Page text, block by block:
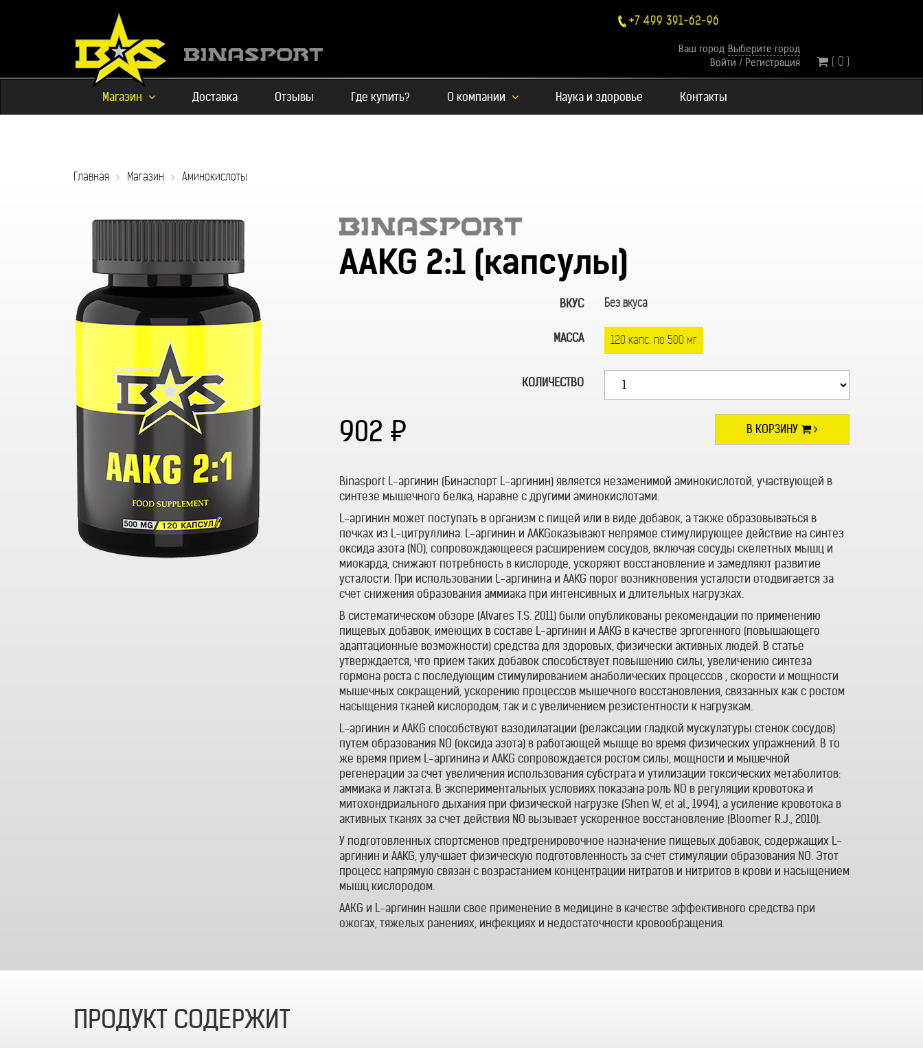
+7 499 391-62-96
Ваш город Выберите город
Войти / Регистрация ( 0 )
Магазин Доставка Отзывы Где купить? О компании Наука и здоровье Контакты
Главная Магазин Аминокислоты
AAKG 2:1 (капсулы)
902
ВКУС Без вкуса
МАССА 120 капс. по 500 мг
КОЛИЧЕСТВО
В КОРЗИНУ
Binasport L-аргинин (Бинаспорт L-аргинин) является незаменимой аминокислотой, участвующей в
синтезе мышечного белка, наравне с другими аминокислотами.
L-аргинин может поступать в организм с пищей или в виде добавок, а также образовываться в
почках из L-цитруллина. L-аргинин и AAKGоказывают непрямое стимулирующее действие на синтез
оксида азота (NO), сопровождающееся расширением сосудов, включая сосуды скелетных мышц и
миокарда, снижают потребность в кислороде, ускоряют восстановление и замедляют развитие
усталости. При использовании L-аргинина и AAKG порог возникновения усталости отодвигается за
счет снижения образования аммиака при интенсивных и длительных нагрузках.
В систематическом обзоре (Alvares T.S. 2011) были опубликованы рекомендации по применению
пищевых добавок, имеющих в составе L-аргинин и AAKG в качестве эргогенного (повышающего
адаптационные возможности) средства для здоровых, физически активных людей. В статье
утверждается, что прием таких добавок способствует повышению силы, увеличению синтеза
гормона роста с последующим стимулированием анаболических процессов , скорости и мощности
мышечных сокращений, ускорению процессов мышечного восстановления, связанных как с ростом
насыщения тканей кислородом, так и с увеличением резистентности к нагрузкам.
L-аргинин и ААКG способствуют вазодилатации (релаксации гладкой мускулатуры стенок сосудов)
путем образования NO (оксида азота) в работающей мышце во время физических упражнений. В то
же время прием L-аргинина и AAKG сопровождается ростом силы, мощности и мышечной
регенерации за счет увеличения использования субстрата и утилизации токсических метаболитов:
аммиака и лактата. В экспериментальных условиях показана роль NO в регуляции кровотока и
митохондриального дыхания при физической нагрузке (Shen W, et al., 1994), а усиление кровотока в
активных тканях за счет действия NO вызывает ускоренное восстановление (Bloomer R.J., 2010).
У подготовленных спортсменов предтренировочное назначение пищевых добавок, содержащих L-
аргинин и AAKG, улучшает физическую подготовленность за счет стимуляции образования NO. Этот
процесс напрямую связан с возрастанием концентрации нитратов и нитритов в крови и насыщением
мышц кислородом.
ААКG и L-аргинин нашли свое применение в медицине в качестве эффективного средства при
ожогах, тяжелых ранениях, инфекциях и недостаточности кровообращения.
ПРОДУКТ СОДЕРЖИТ